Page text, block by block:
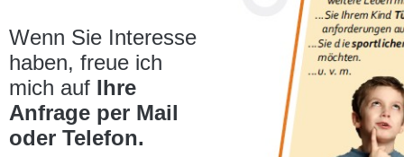
Wenn Sie Interesse
haben, freue ich
mich auf Ihre
Anfrage per Mail
oder Telefon.